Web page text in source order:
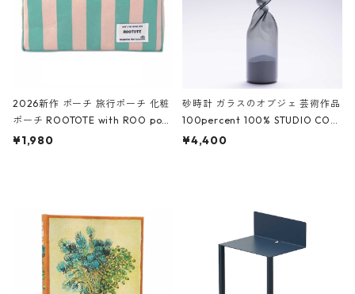
2026新作 ポーチ 旅行ポーチ 化粧
ポーチ ROOTOTE with ROO pou
ch 3532 ルートート WR.ポーチ.ラ
¥1,980
砂時計 ガラスのオブジェ 芸術作品
100percent 100% STUDIO COH
AKU Timeless 100パーセント ス
¥4,400